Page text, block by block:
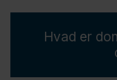
Hvad er